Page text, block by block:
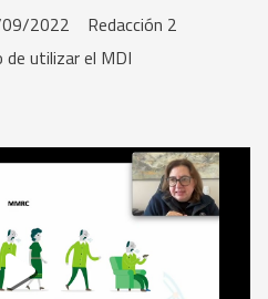
Redacción 2
2022
utilizar el MDI